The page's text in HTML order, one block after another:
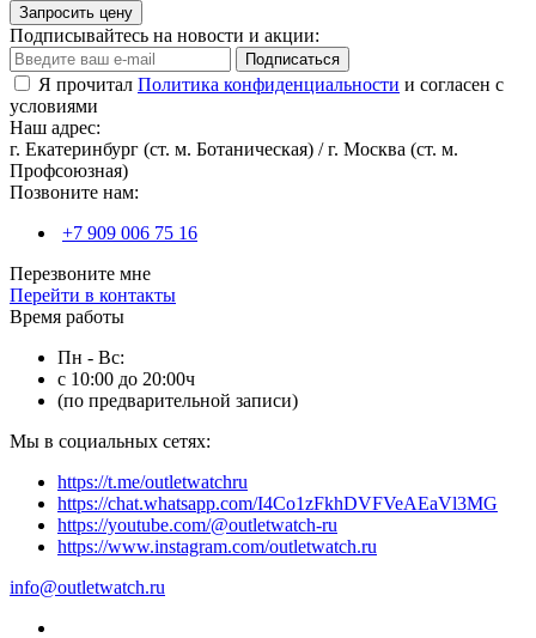
Запросить цену
Подписывайтесь на новости и акции:
Подписаться
Я прочитал Политика конфиденциальности и согласен с
условиями
Наш адрес:
г. Екатеринбург (ст. м. Ботаническая) / г. Москва (ст. м.
Профсоюзная)
Позвоните нам:
+7 909 006 75 16
Перезвоните мне
Перейти в контакты
Время работы
Пн - Вс:
с 10:00 до 20:00ч
(по предварительной записи)
Мы в социальных сетях:
https://t.me/outletwatchru
https://chat.whatsapp.com/I4Co1zFkhDVFVeAEaVl3MG
https://youtube.com/@outletwatch-ru
https://www.instagram.com/outletwatch.ru
info@outletwatch.ru